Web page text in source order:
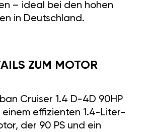
– ideal bei den hohen
in Deutschland.
ZUM MOTOR
Cruiser 1.4 D-4D 90HP
effizienten 1.4-Liter-
der 90 PS und ein